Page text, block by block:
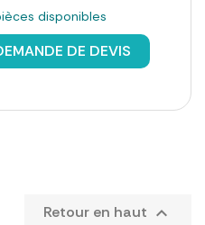
disponibles
DE DEVIS
Retour en haut 